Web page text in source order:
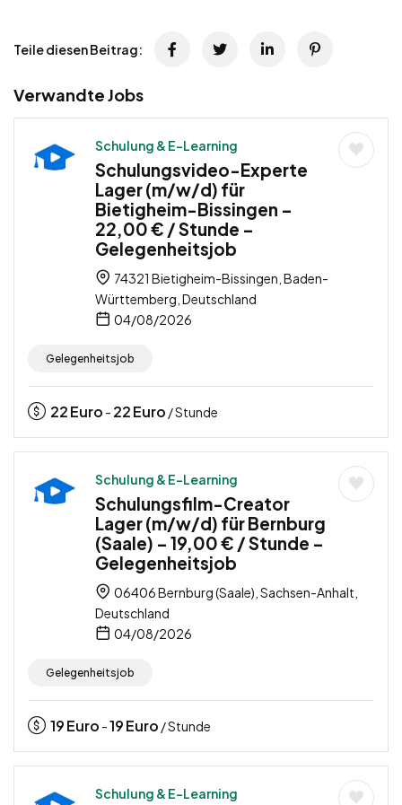
Teile diesen Beitrag:
Verwandte Jobs
Schulung & E-Learning
Schulungsvideo-Experte
Lager (m/w/d) für
Bietigheim-Bissingen –
22,00 € / Stunde –
Gelegenheitsjob
74321 Bietigheim-Bissingen, Baden-
Württemberg, Deutschland
04/08/2026
Gelegenheitsjob
22Euro - 22Euro / Stunde
Schulung & E-Learning
Schulungsfilm-Creator
Lager (m/w/d) für Bernburg
(Saale) – 19,00 € / Stunde –
Gelegenheitsjob
06406 Bernburg (Saale), Sachsen-Anhalt,
Deutschland
04/08/2026
Gelegenheitsjob
19Euro -19Euro / Stunde
Schulung & E-Learning